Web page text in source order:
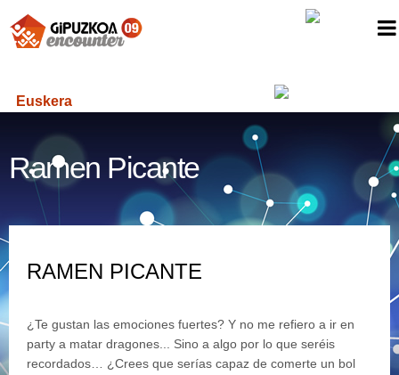
Euskera
Ramen Picante
RAMEN PICANTE
¿Te gustan las emociones fuertes? Y no me refiero a ir en
party a matar dragones... Sino a algo por lo que seréis
recordados… ¿Crees que serías capaz de comerte un bol